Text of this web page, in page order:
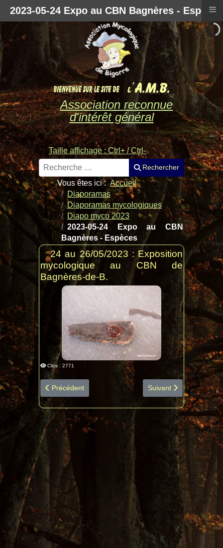
Association reconnue
d'intérêt général
Taille affichage : Ctrl+ / Ctrl-
Rechercher
Rechercher
Vous êtes ici :Accueil
Diaporamas
Diaporamas mycologiques
Diapo myco 2023
2023-05-24 Expo au CBN
Bagnères - Espèces
24 au 26/05/2023 : Exposition
mycologique au CBN de
Bagnères-de-B.
Clics : 2771
Article précédent : 2023-05-24 CBN Bagnères diapo
Précédent Article suivant : 2023-
Suivant
2023-05-24 Expo au CBN Bagnères - Espèces
≡